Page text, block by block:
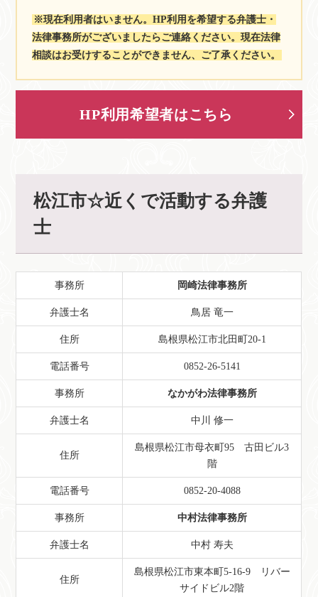
※現在利用者はいません。HP利用を希望する弁護士・
法律事務所がございましたらご連絡ください。現在法律
相談はお受けすることができません、ご了承ください。
HP利用希望者はこちら
松江市☆近くで活動する弁護
士
事務所 岡崎法律事務所
弁護士名 鳥居 竜一
住所 島根県松江市北田町20-1
電話番号 0852-26-5141
事務所 なかがわ法律事務所
弁護士名 中川 修一
住所
島根県松江市母衣町95 古田ビル3
階
電話番号 0852-20-4088
事務所 中村法律事務所
弁護士名 中村 寿夫
住所
島根県松江市東本町5-16-9 リバー
サイドビル2階